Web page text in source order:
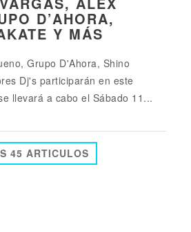
D’AHORA,
Y MÁS
Grupo D'Ahora, Shino
Dj's participarán en este
llevará a cabo el Sábado 11...
45 ARTICULOS